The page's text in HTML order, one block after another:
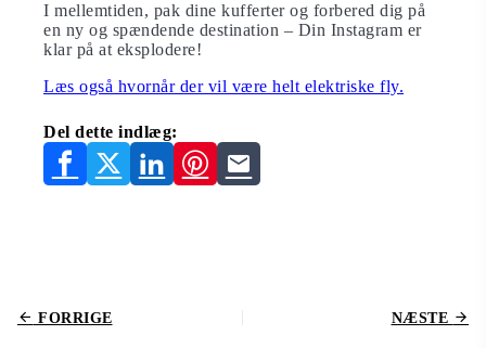
I mellemtiden, pak dine kufferter og forbered dig på
en ny og spændende destination – Din Instagram er
klar på at eksplodere!
Læs også hvornår der vil være helt elektriske fly.
Del dette indlæg:
FORRIGE NÆSTE